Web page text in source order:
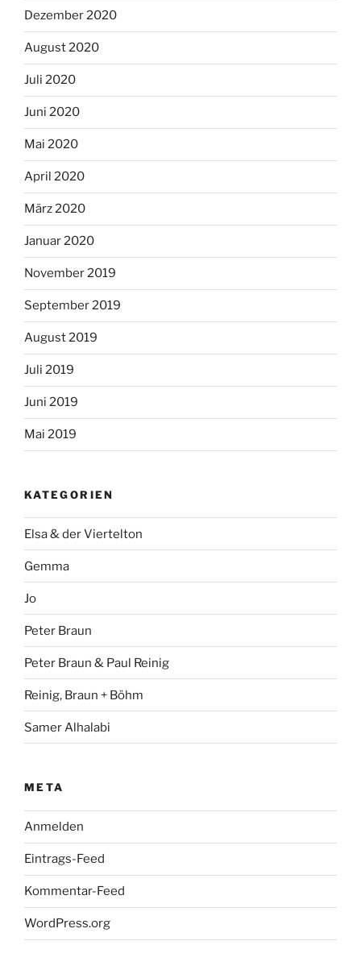
Dezember 2020
August 2020
Juli 2020
Juni 2020
Mai 2020
April 2020
März 2020
Januar 2020
November 2019
September 2019
August 2019
Juli 2019
Juni 2019
Mai 2019
KATEGORIEN
Elsa & der Viertelton
Gemma
Jo
Peter Braun
Peter Braun & Paul Reinig
Reinig, Braun + Böhm
Samer Alhalabi
META
Anmelden
Eintrags-Feed
Kommentar-Feed
WordPress.org